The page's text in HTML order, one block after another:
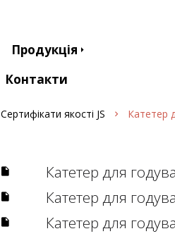
Продукція
Контакти
Сертифікати якості JS Катетер
Катетер для
Катетер для
Катетер для